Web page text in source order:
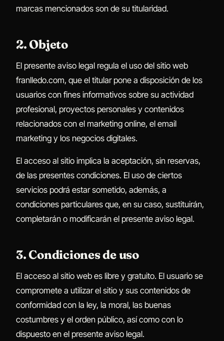
marcas mencionados son de su titularidad.
2. Objeto
El presente aviso legal regula el uso del sitio web
franlledo.com, que el titular pone a disposición de los
usuarios con fines informativos sobre su actividad
profesional, proyectos personales y contenidos
relacionados con el marketing online, el email
marketing y los negocios digitales.
El acceso al sitio implica la aceptación, sin reservas,
de las presentes condiciones. El uso de ciertos
servicios podrá estar sometido, además, a
condiciones particulares que, en su caso, sustituirán,
completarán o modificarán el presente aviso legal.
3. Condiciones de uso
El acceso al sitio web es libre y gratuito. El usuario se
compromete a utilizar el sitio y sus contenidos de
conformidad con la ley, la moral, las buenas
costumbres y el orden público, así como con lo
dispuesto en el presente aviso legal.